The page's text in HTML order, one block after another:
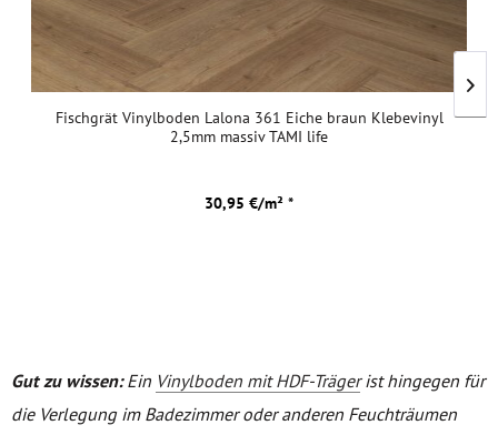
Fischgrät Vinylboden Lalona 361 Eiche braun Klebevinyl
2,5mm massiv TAMI life
30,95 €/m² *
Gut zu wissen:Ein Vinylboden mit HDF-Trägerist hingegen für
die Verlegung im Badezimmer oder anderen Feuchträumen